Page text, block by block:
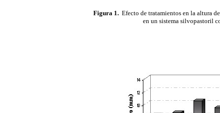
Figura 1. Efecto de tratamientos en la altura
en un sistema silvopastoril